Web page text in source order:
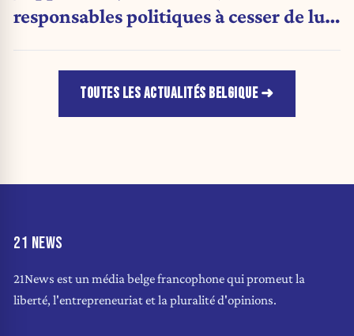
responsables politiques à cesser de lui
TOUTES LES ACTUALITÉS BELGIQUE
21 NEWS
21News est un média belge francophone qui promeut la
liberté, l'entrepreneuriat et la pluralité d'opinions.